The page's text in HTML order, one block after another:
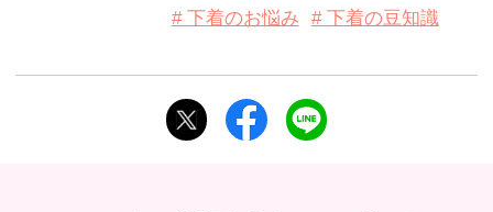
# 下着のお悩み
# 下着の豆知識